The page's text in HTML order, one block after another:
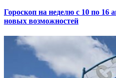
Гороскоп на неделю с 10 по 16
новых возможностей